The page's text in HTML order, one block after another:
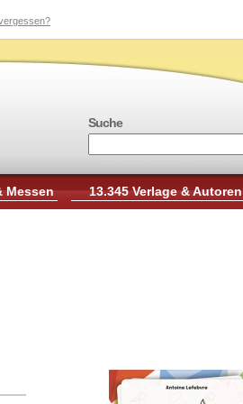
Suche
Messen 13.345 Verlage & Autoren